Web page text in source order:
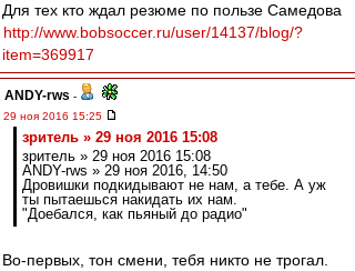
Для тех кто ждал резюме по пользе Самедова
http://www.bobsoccer.ru/user/14137/blog/?
item=369917
ANDY-rws -
29 ноя 2016 15:25
зpитель » 29 ноя 2016 15:08
зpитель » 29 ноя 2016 15:08
ANDY-rws » 29 ноя 2016, 14:50
Дровишки подкидывают не нам, а тебе. А уж
ты пытаешься накидать их нам.
"Доебался, как пьяный до радио"
Во-первых, тон смени, тебя никто не трогал.